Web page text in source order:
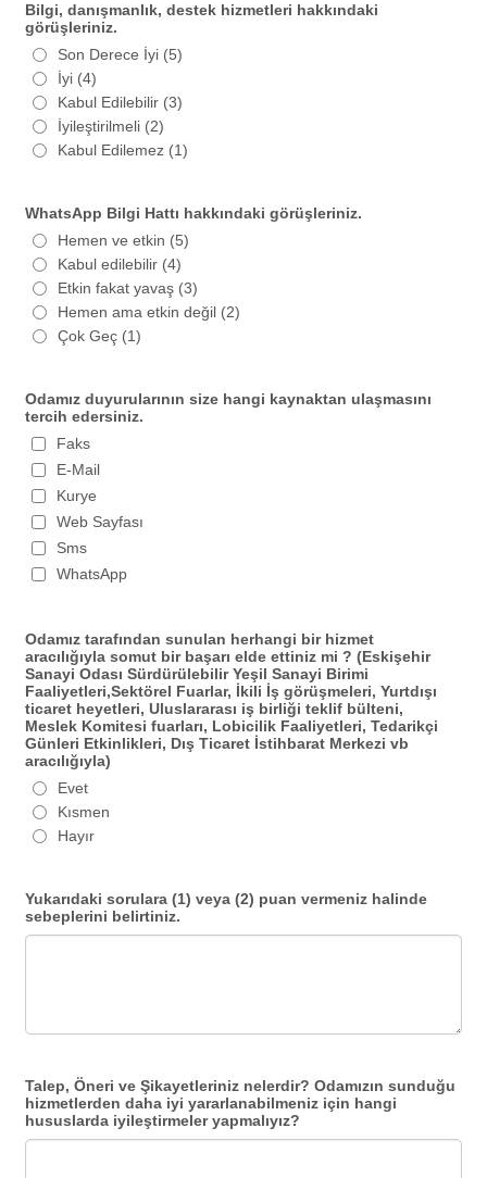
Bilgi, danışmanlık, destek hizmetleri hakkındaki
görüşleriniz.
Son Derece İyi (5)
İyi (4)
Kabul Edilebilir (3)
İyileştirilmeli (2)
Kabul Edilemez (1)
WhatsApp Bilgi Hattı hakkındaki görüşleriniz.
Hemen ve etkin (5)
Kabul edilebilir (4)
Etkin fakat yavaş (3)
Hemen ama etkin değil (2)
Çok Geç (1)
Odamız duyurularının size hangi kaynaktan ulaşmasını
tercih edersiniz.
Faks
E-Mail
Kurye
Web Sayfası
Sms
WhatsApp
Odamız tarafından sunulan herhangi bir hizmet
aracılığıyla somut bir başarı elde ettiniz mi ? (Eskişehir
Sanayi Odası Sürdürülebilir Yeşil Sanayi Birimi
Faaliyetleri,Sektörel Fuarlar, İkili İş görüşmeleri, Yurtdışı
ticaret heyetleri, Uluslararası iş birliği teklif bülteni,
Meslek Komitesi fuarları, Lobicilik Faaliyetleri, Tedarikçi
Günleri Etkinlikleri, Dış Ticaret İstihbarat Merkezi vb
aracılığıyla)
Evet
Kısmen
Hayır
Yukarıdaki sorulara (1) veya (2) puan vermeniz halinde
sebeplerini belirtiniz.
Talep, Öneri ve Şikayetleriniz nelerdir? Odamızın sunduğu
hizmetlerden daha iyi yararlanabilmeniz için hangi
hususlarda iyileştirmeler yapmalıyız?